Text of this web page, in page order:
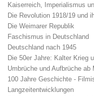
Kaiserreich, Imperialismus
Die Revolution 1918/19 und
Die Weimarer Republik
Faschismus in Deutschland
Deutschland nach 1945
Die 50er Jahre: Kalter Krieg
Umbrüche und Aufbrüche ab
100 Jahre Geschichte -
Langzeitentwicklungen